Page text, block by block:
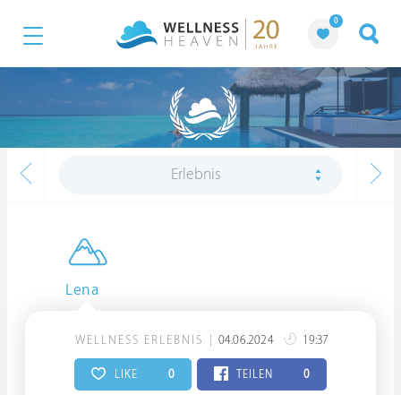
0
Erlebnis
Lena
WELLNESS ERLEBNIS 04.06.2024 19:37
LIKE 0 TEILEN 0